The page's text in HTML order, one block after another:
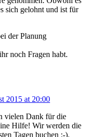
sich gelohnt und ist für
der Planung
noch Fragen habt.
2015 at 20:00
vielen Dank für die
Hilfe! Wir werden die
Tagen buchen :-).